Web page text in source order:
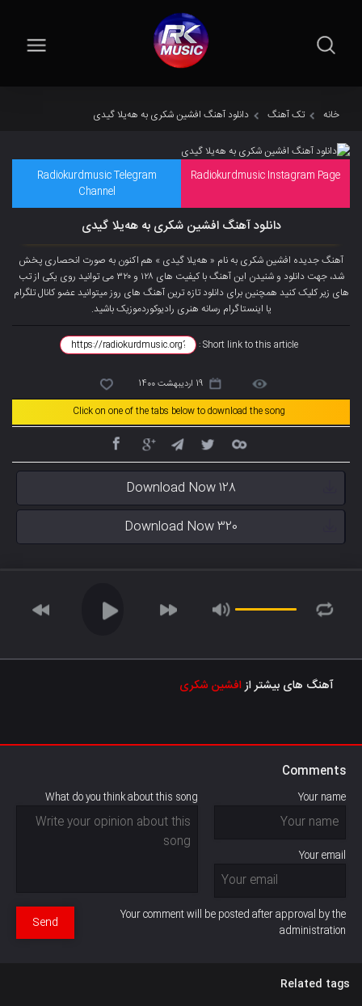
خانه تک آهنگ دانلود آهنگ افشین شکری به هەیلا گیدی
Radiokurdmusic Instagram Page
Radiokurdmusic Telegram
Channel
دانلود آهنگ افشین شکری به هەیلا گیدی
آهنگ جدیده افشین شکری به نام « هەیلا گیدی » هم اکنون به صورت انحصاری پخش
شد، جهت دانلود و شنیدن این آهنگ با کیفیت های ۱۲۸ و ۳۲۰ می توانید روی یکی از تب
های زیر کلیک کنید همچنین برای دانلود تازه ترین آهنگ های روز میتوانیدعضو کانال تلگرام
یا اینستاگرام رسانه هنری رادیوکوردموزیک باشید.
Short link to this article :
19 اردیبهشت 1400
Click on one of the tabs below to download the song
Download Now 128
Download Now 320
آهنگ های بیشتر ازافشین شکری
Comments
Your name
Your email
What do you think about this song
Your comment will be posted after approval by the
administration
Send
Related tags